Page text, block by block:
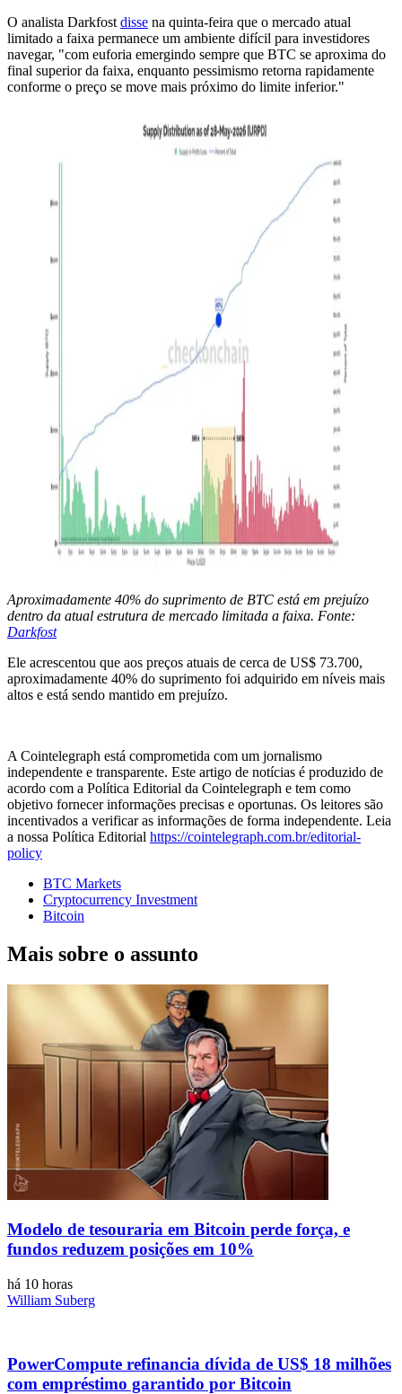
O analista Darkfost disse na quinta-feira que o mercado atual
limitado a faixa permanece um ambiente difícil para investidores
navegar, "com euforia emergindo sempre que BTC se aproxima do
final superior da faixa, enquanto pessimismo retorna rapidamente
conforme o preço se move mais próximo do limite inferior."
Aproximadamente 40% do suprimento de BTC está em prejuízo
dentro da atual estrutura de mercado limitada a faixa. Fonte:
Darkfost
Ele acrescentou que aos preços atuais de cerca de US$ 73.700,
aproximadamente 40% do suprimento foi adquirido em níveis mais
altos e está sendo mantido em prejuízo.
A Cointelegraph está comprometida com um jornalismo
independente e transparente. Este artigo de notícias é produzido de
acordo com a Política Editorial da Cointelegraph e tem como
objetivo fornecer informações precisas e oportunas. Os leitores são
incentivados a verificar as informações de forma independente. Leia
a nossa Política Editorial https://cointelegraph.com.br/editorial-
policy
BTC Markets
Cryptocurrency Investment
Bitcoin
Mais sobre o assunto
Modelo de tesouraria em Bitcoin perde força, e
fundos reduzem posições em 10%
há 10 horas
William Suberg
PowerCompute refinancia dívida de US$ 18 milhões
com empréstimo garantido por Bitcoin